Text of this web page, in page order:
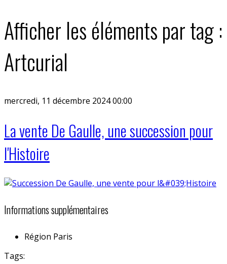
Afficher les éléments par tag :
Artcurial
mercredi, 11 décembre 2024 00:00
La vente De Gaulle, une succession pour
l'Histoire
Informations supplémentaires
Région Paris
Tags: